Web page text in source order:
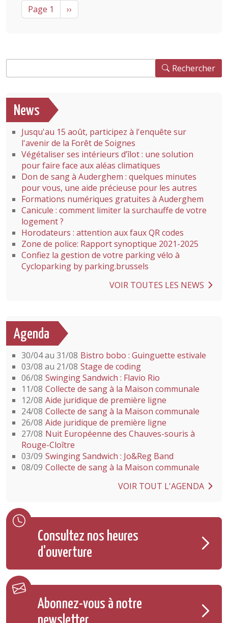
Pagination
Page 1 Next page
››
Rechercher
News
Jusqu'au 15 août, participez à l'enquête sur
l'avenir de la Forêt de Soignes
Végétaliser ses intérieurs d’îlot : une solution
pour faire face aux aléas climatiques
Don de sang à Auderghem : quelques minutes
pour vous, une aide précieuse pour les autres
Formations numériques gratuites à Auderghem
Canicule : comment limiter la surchauffe de votre
logement ?
Horodateurs : attention aux faux QR codes
Zone de police: Rapport synoptique 2021-2025
Confiez la gestion de votre parking vélo à
Cycloparking by parking.brussels
VOIR TOUTES LES NEWS
Agenda
30/04 au 31/08 Bistro bobo : Guinguette estivale
03/08 au 21/08 Stage de coding
06/08 Swinging Sandwich : Flavio Rio
11/08 Collecte de sang à la Maison communale
12/08 Aide juridique de première ligne
24/08 Collecte de sang à la Maison communale
26/08 Aide juridique de première ligne
27/08 Nuit Européenne des Chauves-souris à
Rouge-Cloître
03/09 Swinging Sandwich : Jo&Reg Band
08/09 Collecte de sang à la Maison communale
VOIR TOUT L'AGENDA
Consultez nos heures
d'ouverture
Abonnez-vous à notre